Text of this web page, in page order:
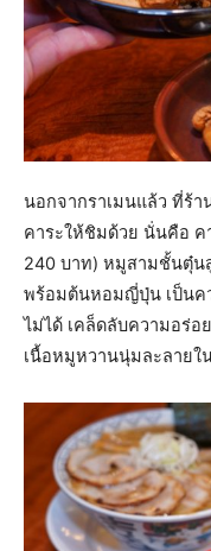
นอกจากราเมนแล้ว ที่ร้า
คาระให้ชิมด้วย นั่นคือ ค
240 บาท) หมูสามชั้นตุ๋น
พร้อมต้นหอมญี่ปุ่น เป็นค
ไม่ได้ เคล็ดลับความอร่อ
เนื้อหมูหวานนุ่มละลายใ